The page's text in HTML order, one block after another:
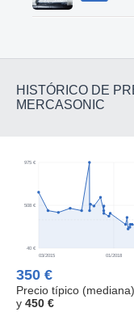
HISTÓRICO DE
MERCASONIC
40 €
508 €
975 €
03/2015 01/2018
350 €
Precio típico
y 450 €